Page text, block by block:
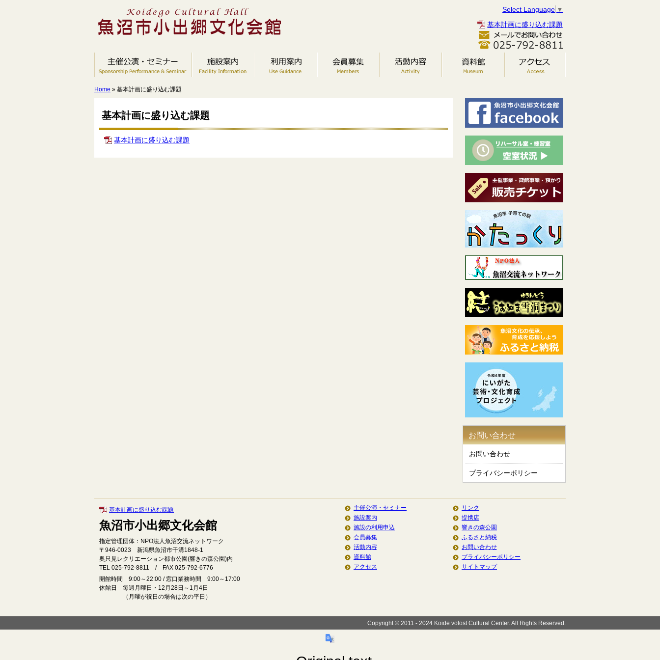
基本計画に盛り込む課題
Select Language ▼
Home » 基本計画に盛り込む課題
基本計画に盛り込む課題
基本計画に盛り込む課題
お問い合わせ
お問い合わせ
プライバシーポリシー
基本計画に盛り込む課題
魚沼市小出郷文化会館
指定管理団体：NPO法人魚沼交流ネットワーク
〒946‐0023 新潟県魚沼市干溝1848‐1
奥只見レクリエーション都市公園(響きの森公園)内
TEL 025-792-8811 / FAX 025-792-6776
開館時間 9:00～22:00 / 窓口業務時間 9:00～17:00
休館日 毎週月曜日・12月28日～1月4日
（月曜が祝日の場合は次の平日）
主催公演・セミナー
施設案内
施設の利用申込
会員募集
活動内容
資料館
アクセス
リンク
提携店
響きの森公園
ふるさと納税
お問い合わせ
プライバシーポリシー
サイトマップ
Copyright © 2011 - 2024 Koide volost Cultural Center. All Rights Reserved.